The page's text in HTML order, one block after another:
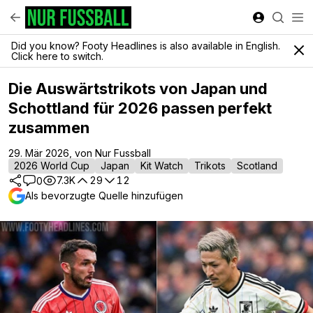
Did you know? Footy Headlines is also available in English.
Click here to switch.
Die Auswärtstrikots von Japan und
Schottland für 2026 passen perfekt
zusammen
29. Mär 2026, von Nur Fussball
2026 World Cup
Japan Kit Watch Trikots
Scotland
0
7.3K 29
12
Als bevorzugte Quelle hinzufügen